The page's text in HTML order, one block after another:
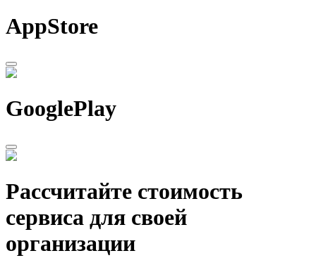
AppStore
GooglePlay
Рассчитайте стоимость
сервиса для своей
организации